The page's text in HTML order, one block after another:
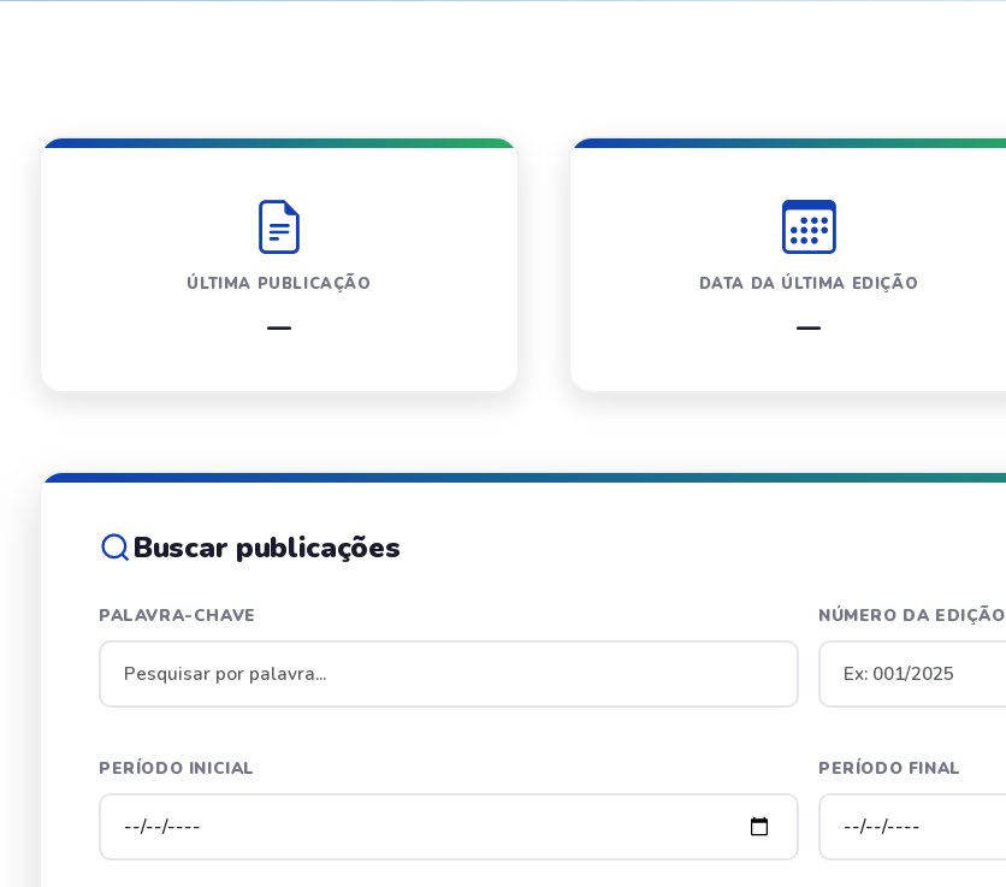
ÚLTIMA PUBLICAÇÃO
—
DATA DA ÚLTIMA EDIÇÃO
—
Buscar publicações
PALAVRA-CHAVE NÚMERO DA EDIÇÃO
PERÍODO INICIAL PERÍODO FINAL